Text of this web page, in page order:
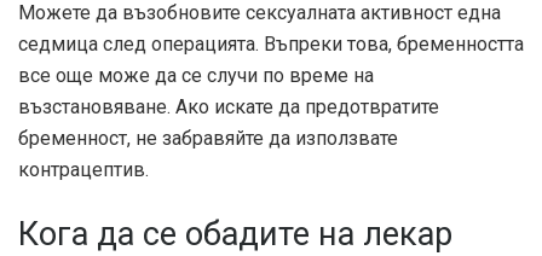
Можете да възобновите сексуалната активност една
седмица след операцията. Въпреки това, бременността
все още може да се случи по време на
възстановяване. Ако искате да предотвратите
бременност, не забравяйте да използвате
контрацептив.
Кога да се обадите на лекар